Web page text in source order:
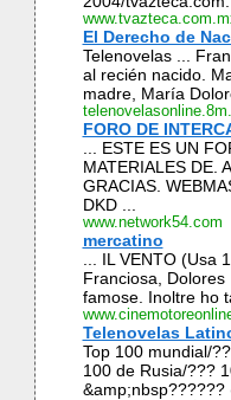
El Derecho de
Telenovelas ...
al recién nacido.
madre, María
FORO DE
... ESTE ES UN
MATERIALES DE.
GRACIAS.
DKD ...
www.network54.com
mercatino
... IL VENTO (Usa
Franciosa,
famose. Inoltre ho
Telenovelas
Top 100 mundial/
100 de Rusia/???
&amp;nbsp??????